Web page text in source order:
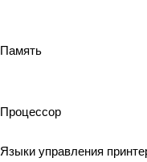
Память
Процессор
Языки управления